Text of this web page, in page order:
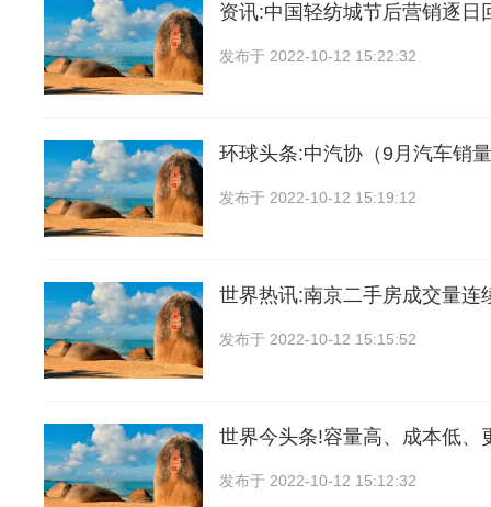
资讯:中国轻纺城节后营销逐日
发布于 2022-10-12 15:22:32
环球头条:中汽协（9月汽车销
发布于 2022-10-12 15:19:12
世界热讯:南京二手房成交量连
发布于 2022-10-12 15:15:52
世界今头条!容量高、成本低、
发布于 2022-10-12 15:12:32